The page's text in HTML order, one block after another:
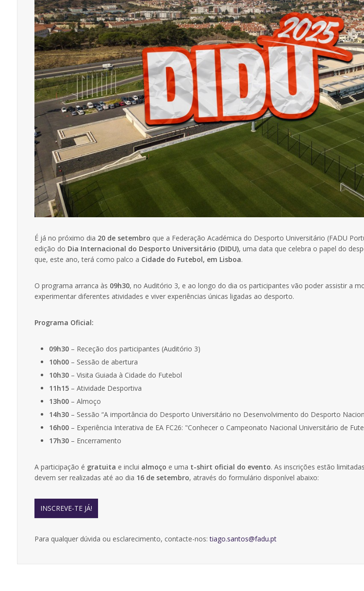
É já no próximo dia 20 de setembro que a Federação Académica do Desporto Universitário (FADU
edição do Dia Internacional do Desporto Universitário (DIDU), uma data que celebra o papel do
que, este ano, terá como palco a Cidade do Futebol, em Lisboa.
O programa arranca às 09h30, no Auditório 3, e ao longo do dia os participantes vão poder assistir a
experimentar diferentes atividades e viver experiências únicas ligadas ao desporto.
Programa Oficial:
09h30 – Receção dos participantes (Auditório 3)
10h00 – Sessão de abertura
10h30 – Visita Guiada à Cidade do Futebol
11h15 – Atividade Desportiva
13h00 – Almoço
14h30 – Sessão “A importância do Desporto Universitário no Desenvolvimento do Desporto
16h00 – Experiência Interativa de EA FC26: "Conhecer o Campeonato Nacional Universitário de
17h30 – Encerramento
A participação é gratuita e inclui almoço e uma t-shirt oficial do evento. As inscrições estão
devem ser realizadas até ao dia 16 de setembro, através do formulário disponível abaixo:
INSCREVE-TE JÁ!
Para qualquer dúvida ou esclarecimento, contacte-nos:tiago.santos@fadu.pt